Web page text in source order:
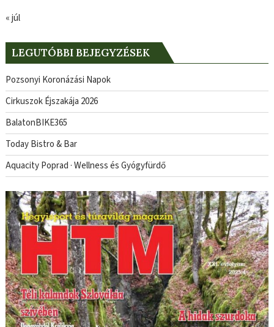
« júl
LEGUTÓBBI BEJEGYZÉSEK
Pozsonyi Koronázási Napok
Cirkuszok Éjszakája 2026
BalatonBIKE365
Today Bistro & Bar
Aquacity Poprad · Wellness és Gyógyfürdő